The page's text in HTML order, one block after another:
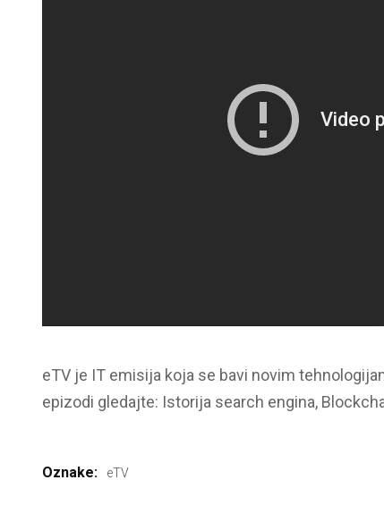
eTV je IT emisija koja se bavi novim
epizodi gledajte: Istorija search engina,
Oznake: eTV